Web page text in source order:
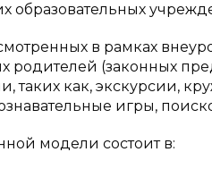
образовательных
в рамках
(законных
таких как, экскурсии,
игры,
модели состоит в: